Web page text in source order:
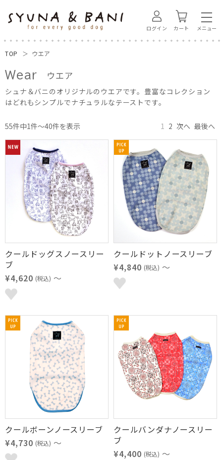
ログイン カート
TOP ウエア
ウエア
55件中1件～40件を表示 1 2 次へ 最後へ
クールドッグスノースリー
ブ
¥4,620 (税込) ～
クールドットノースリーブ
¥4,840 (税込) ～
クールボーンノースリーブ
¥4,730 (税込) ～
クールバンダナノースリー
ブ
¥4,400 (税込) ～